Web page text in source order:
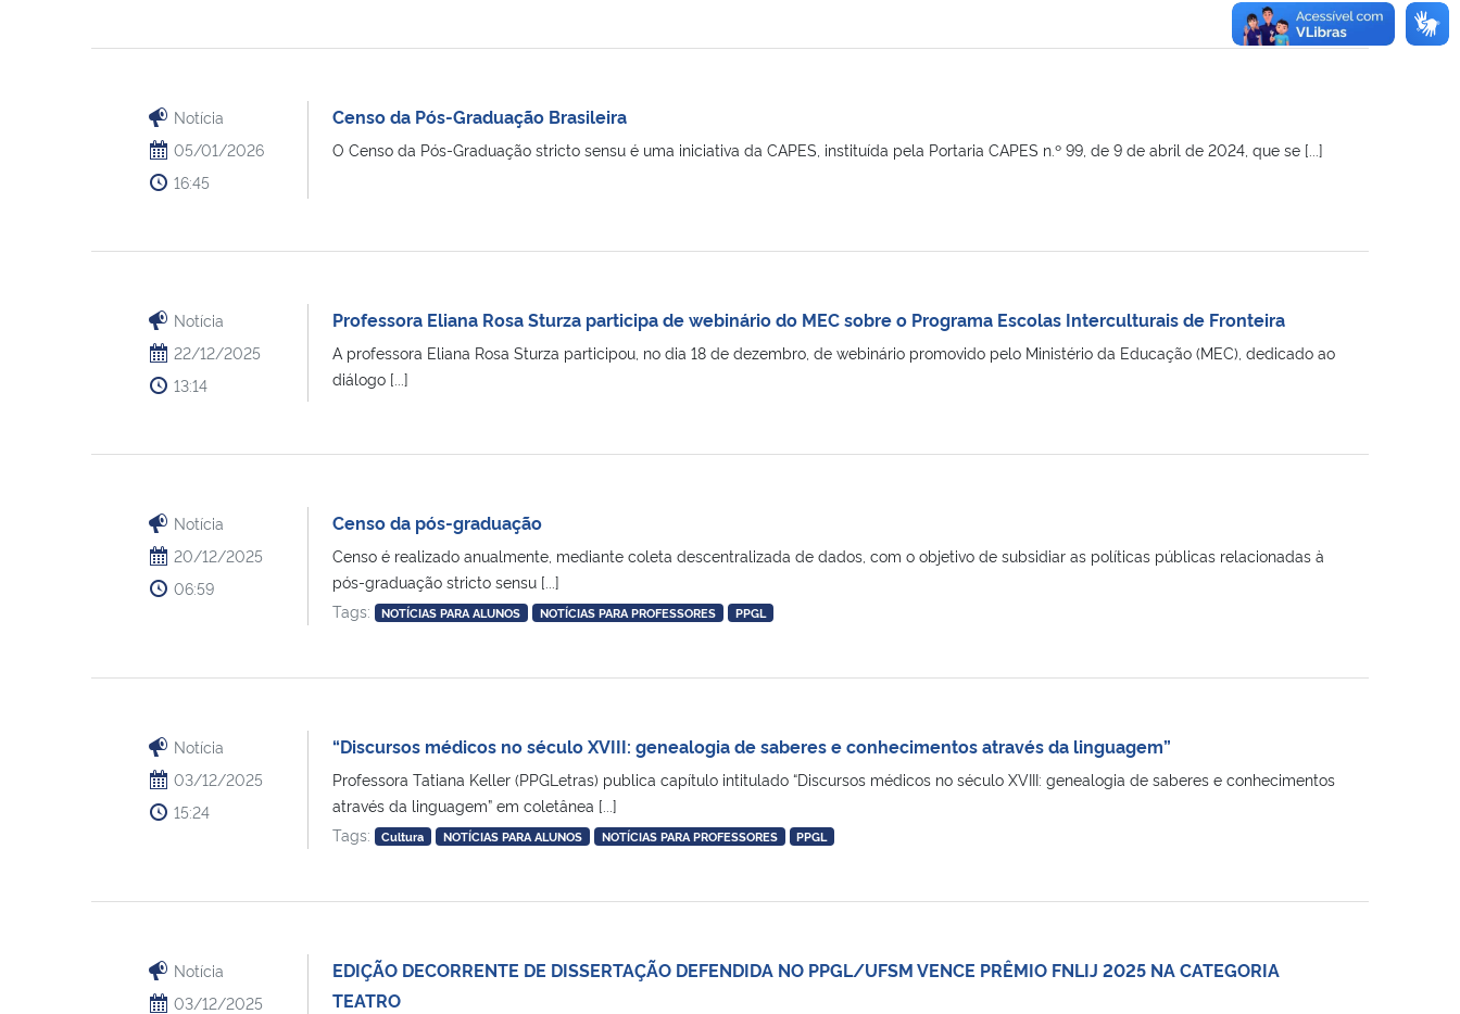
Notícia
05/01/2026
16:45
Censo da Pós-Graduação Brasileira
O Censo da Pós-Graduação stricto sensu é uma iniciativa da CAPES, instituída pela Portaria CAPES n.º 99, de 9 de abril de 2024, que se [...]
Notícia
22/12/2025
13:14
Professora Eliana Rosa Sturza participa de webinário do MEC sobre o Programa Escolas Interculturais de Fronteira
A professora Eliana Rosa Sturza participou, no dia 18 de dezembro, de webinário promovido pelo Ministério da Educação (MEC), dedicado ao
diálogo [...]
Notícia
20/12/2025
06:59
Censo da pós-graduação
Censo é realizado anualmente, mediante coleta descentralizada de dados, com o objetivo de subsidiar as políticas públicas relacionadas à
pós-graduação stricto sensu [...]
Tags:
NOTÍCIAS PARA ALUNOS NOTÍCIAS PARA PROFESSORES PPGL
Notícia
03/12/2025
15:24
“Discursos médicos no século XVIII: genealogia de saberes e conhecimentos através da linguagem”
Professora Tatiana Keller (PPGLetras) publica capítulo intitulado “Discursos médicos no século XVIII: genealogia de saberes e conhecimentos
através da linguagem” em coletânea [...]
Tags:
Cultura NOTÍCIAS PARA ALUNOS NOTÍCIAS PARA PROFESSORES PPGL
Notícia
03/12/2025
EDIÇÃO DECORRENTE DE DISSERTAÇÃO DEFENDIDA NO PPGL/UFSM VENCE PRÊMIO FNLIJ 2025 NA CATEGORIA
TEATRO